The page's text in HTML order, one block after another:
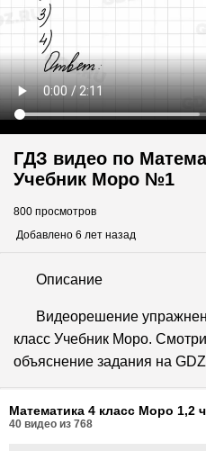
ГДЗ видео по
Учебник Моро №1
800 просмотров
Добавлено 6 лет назад
Описание
Видеорешение
класс Учебник Моро.
объяснение задания на
Математика 4 класс Моро 1,2
40 видео из 768